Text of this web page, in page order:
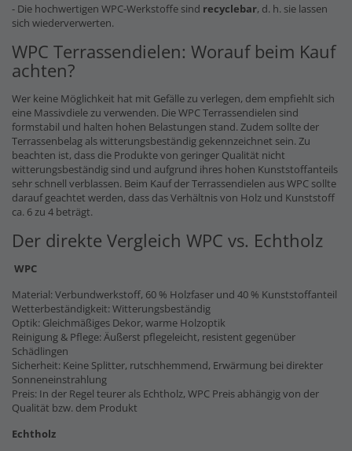
- Die hochwertigen WPC-Werkstoffe sind recyclebar, d. h. sie lassen
sich wiederverwerten.
WPC Terrassendielen: Worauf beim Kauf
achten?
Wer keine Möglichkeit hat mit Gefälle zu verlegen, dem empfiehlt sich
eine Massivdiele zu verwenden. Die WPC Terrassendielen sind
formstabil und halten hohen Belastungen stand. Zudem sollte der
Terrassenbelag als witterungsbeständig gekennzeichnet sein. Zu
beachten ist, dass die Produkte von geringer Qualität nicht
witterungsbeständig sind und aufgrund ihres hohen Kunststoffanteils
sehr schnell verblassen. Beim Kauf der Terrassendielen aus WPC sollte
darauf geachtet werden, dass das Verhältnis von Holz und Kunststoff
ca. 6 zu 4 beträgt.
Der direkte Vergleich WPC vs. Echtholz
WPC
Material: Verbundwerkstoff, 60 % Holzfaser und 40 % Kunststoffanteil
Wetterbeständigkeit: Witterungsbeständig
Optik: Gleichmäßiges Dekor, warme Holzoptik
Reinigung & Pflege: Äußerst pflegeleicht, resistent gegenüber
Schädlingen
Sicherheit: Keine Splitter, rutschhemmend, Erwärmung bei direkter
Sonneneinstrahlung
Preis: In der Regel teurer als Echtholz, WPC Preis abhängig von der
Qualität bzw. dem Produkt
Echtholz